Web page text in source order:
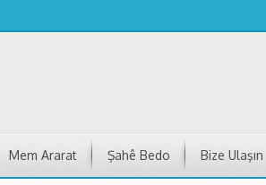
Mem Ararat Şahê Bedo Bize Ulaşın